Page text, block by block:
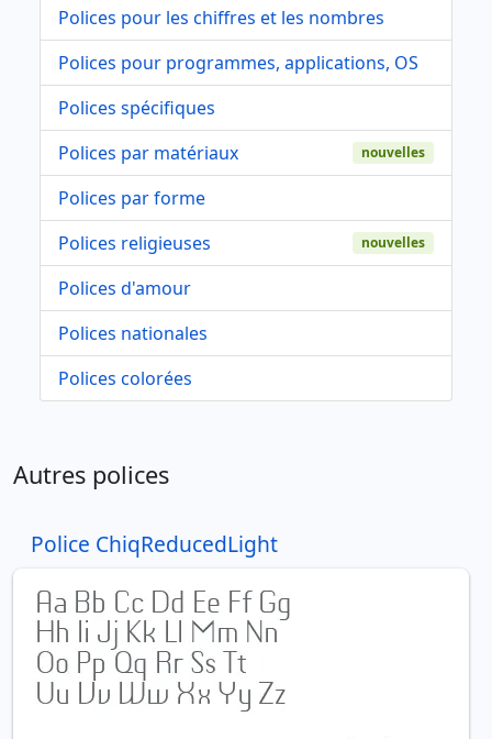
Polices pour les chiffres et les nombres
Polices pour programmes, applications, OS
Polices spécifiques
Polices par matériaux
nouvelles
Polices par forme
Polices religieuses
nouvelles
Polices d'amour
Polices nationales
Polices colorées
Autres polices
Police ChiqReducedLight